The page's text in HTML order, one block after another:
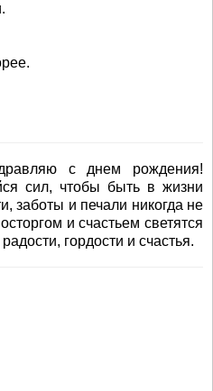
с днем рождения!
сил, чтобы быть в жизни
заботы и печали никогда не
и счастьем светятся
гордости и счастья.